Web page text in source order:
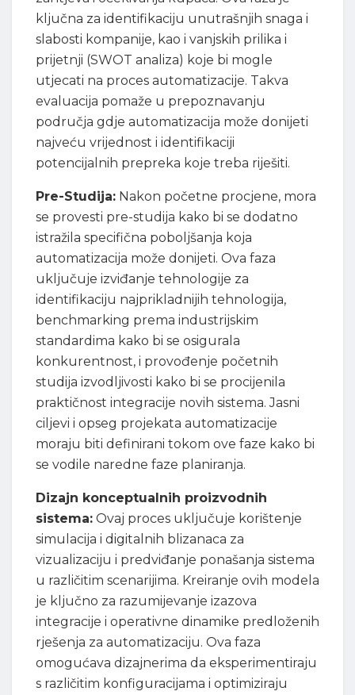
ključna za identifikaciju unutrašnjih snaga i
slabosti kompanije, kao i vanjskih prilika i
prijetnji (SWOT analiza) koje bi mogle
utjecati na proces automatizacije. Takva
evaluacija pomaže u prepoznavanju
područja gdje automatizacija može donijeti
najveću vrijednost i identifikaciji
potencijalnih prepreka koje treba riješiti.
Pre-Studija: Nakon početne procjene, mora
se provesti pre-studija kako bi se dodatno
istražila specifična poboljšanja koja
automatizacija može donijeti. Ova faza
uključuje izviđanje tehnologije za
identifikaciju najprikladnijih tehnologija,
benchmarking prema industrijskim
standardima kako bi se osigurala
konkurentnost, i provođenje početnih
studija izvodljivosti kako bi se procijenila
praktičnost integracije novih sistema. Jasni
ciljevi i opseg projekata automatizacije
moraju biti definirani tokom ove faze kako bi
se vodile naredne faze planiranja.
Dizajn konceptualnih proizvodnih
sistema: Ovaj proces uključuje korištenje
simulacija i digitalnih blizanaca za
vizualizaciju i predviđanje ponašanja sistema
u različitim scenarijima. Kreiranje ovih modela
je ključno za razumijevanje izazova
integracije i operativne dinamike predloženih
rješenja za automatizaciju. Ova faza
omogućava dizajnerima da eksperimentiraju
s različitim konfiguracijama i optimiziraju